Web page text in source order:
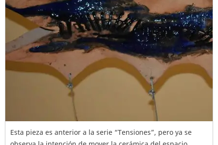
Esta pieza es anterior a la serie “Tensiones”, pero ya se